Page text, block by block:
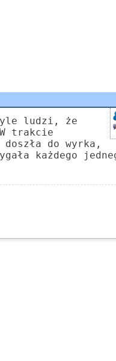
tyle ludzi, że
trakcie
do wyrka,
każdego